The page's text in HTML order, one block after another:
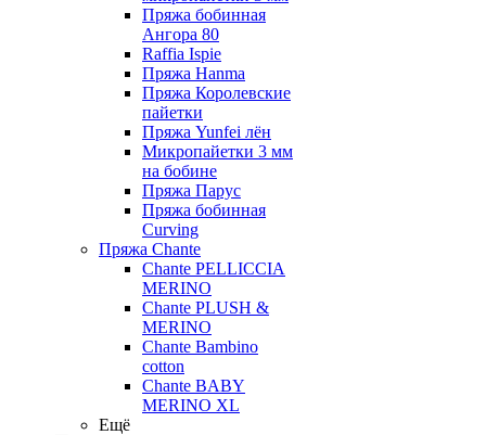
Пряжа бобинная
Ангора 80
Raffia Ispie
Пряжа Hanma
Пряжа Королевские
пайетки
Пряжа Yunfei лён
Микропайетки 3 мм
на бобине
Пряжа Парус
Пряжа бобинная
Curving
Пряжа Chante
Chante PELLICCIA
MERINO
Chante PLUSH &
MERINO
Chante Bambino
cotton
Chante BABY
MERINO XL
Ещё